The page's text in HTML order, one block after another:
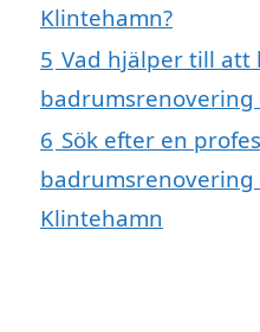
Klintehamn?
5 Vad hjälper till att
badrumsrenovering
6 Sök efter en
Klintehamn